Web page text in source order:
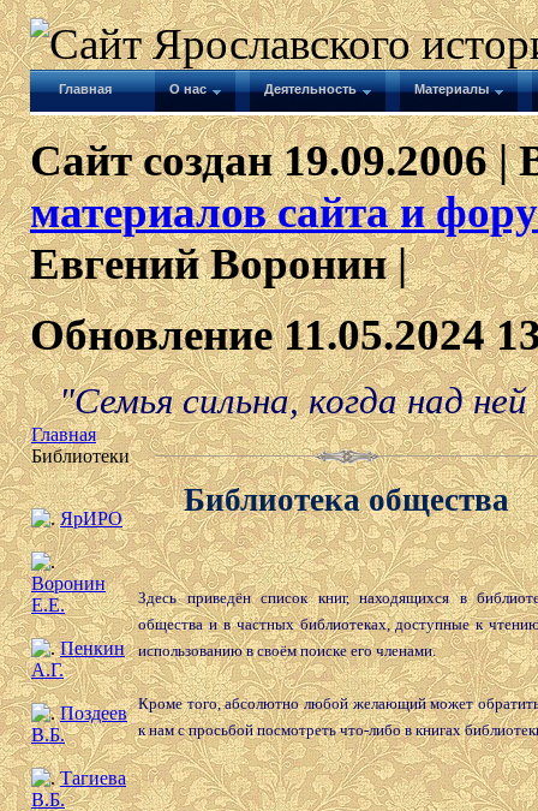
Главная О нас Деятельность Материалы
Сайт создан 19.09.2006 |
материалов сайта и
Евгений Воронин |
Обновление 11.05.2024
"Семья сильна, когда над
Главная
Библиотеки
ЯрИРО
Воронин
Е.Е.
Пенкин
А.Г.
Поздеев
В.Б.
Тагиева
В.Б.
Библиотека общества
Здесь приведён список книг, находящихся в
общества и в частных библиотеках, доступные к
использованию в своём поиске его членами.
Кроме того, абсолютно любой желающий может
к нам с просьбой посмотреть что-либо в книгах